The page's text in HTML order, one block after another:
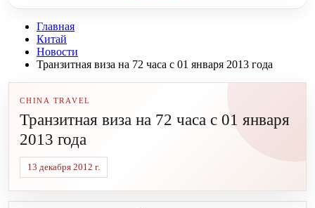
Главная
Китай
Новости
Транзитная виза на 72 часа с 01 января 2013 года
CHINA TRAVEL
Транзитная виза на 72 часа с 01 января
2013 года
13 декабря 2012 г.